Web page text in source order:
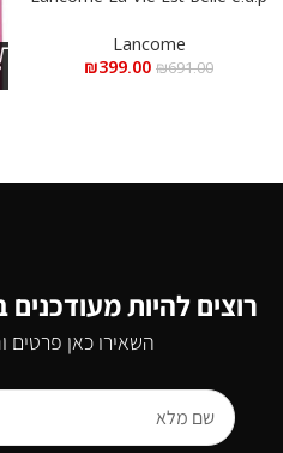
100 מ”ל
Lancome
₪691.00
₪399.00
רוצים להיות
השאירו כאן פרטים